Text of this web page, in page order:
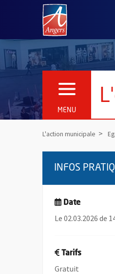
Angers.fr :
MENU
OUVRIR LE MENU
L'action municipale
INFOS
Date
Le 02.03.2026 de
Tarifs
Gratuit